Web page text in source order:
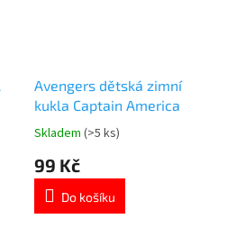
Avengers dětská zimní
kukla Captain America
Průměrné
produktu
5,0
Skladem (>5 ks)
99 Kč
Do košíku